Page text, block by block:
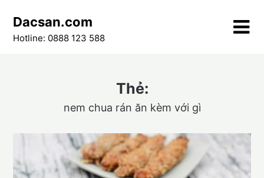
content
Dacsan.com
Hotline: 0888 123 588
Thẻ:
nem chua rán ăn kèm với gì